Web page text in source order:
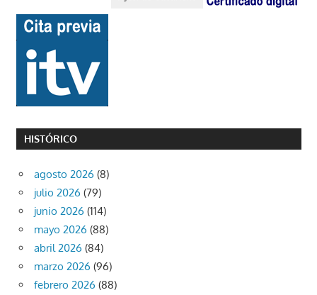
HISTÓRICO
agosto 2026 (8)
julio 2026 (79)
junio 2026 (114)
mayo 2026 (88)
abril 2026 (84)
marzo 2026 (96)
febrero 2026 (88)